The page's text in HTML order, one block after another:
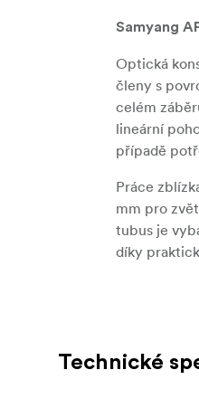
Samyang
Optická
členy s
celém
lineární
případě
Práce
mm pro
tubus je
díky
- Společně
- 14 členů
Technické